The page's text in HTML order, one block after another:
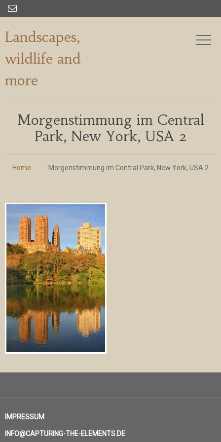

Landscapes,
wildlife and
more
Morgenstimmung im Central
Park, New York, USA 2
Home Morgenstimmung im Central Park, New York, USA 2
IMPRESSUM
INFO@CAPTURING-THE-ELEMENTS.DE